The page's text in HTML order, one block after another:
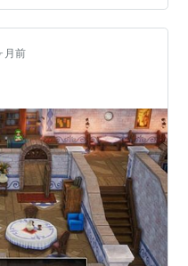
トについてです。 この
からで、当時はベラヌ
にサマルトリア王子が
うというものでした。
月前